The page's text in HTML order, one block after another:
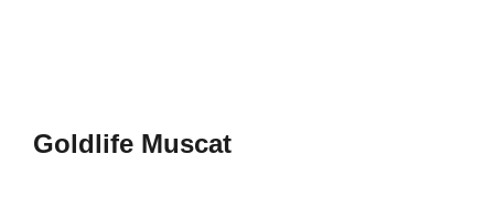
Goldlife Muscat